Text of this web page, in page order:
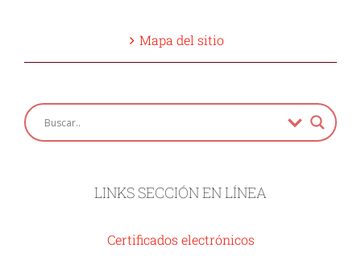
Mapa del sitio
LINKS SECCIÓN EN LÍNEA
Certificados electrónicos